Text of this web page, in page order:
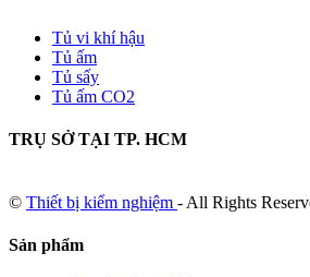
Tủ vi khí hậu
Tủ ấm
Tủ sấy
Tủ ấm CO2
TRỤ SỞ TẠI TP. HCM
© Thiết bị kiểm nghiệm - All Rights
Sản phẩm